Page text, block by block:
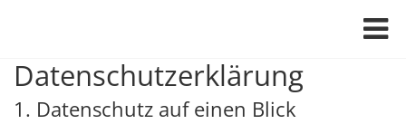
Datenschutz­erklärung
1. Datenschutz auf einen Blick